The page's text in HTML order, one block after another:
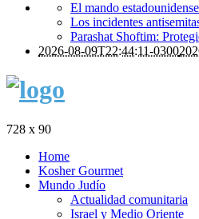
El mando
Los incidentes
Parashat Shoftim:
2026-08-09T22:44:11-0300
728 x 90
Home
Kosher Gourmet
Mundo Judío
Actualidad comunitaria
Israel y Medio Oriente